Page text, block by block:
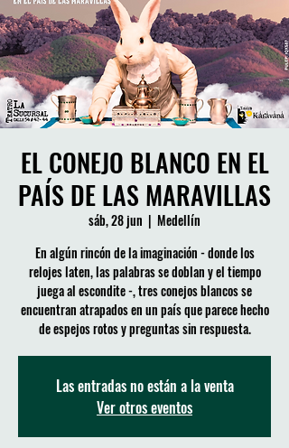
EL CONEJO BLANCO EN EL
PAÍS DE LAS MARAVILLAS
sáb, 28 jun
  |
Medellín
En algún rincón de la imaginación - donde los
relojes laten, las palabras se doblan y el tiempo
juega al escondite -, tres conejos blancos se
encuentran atrapados en un país que parece hecho
de espejos rotos y preguntas sin respuesta.
Las entradas no están a la venta
Ver otros eventos